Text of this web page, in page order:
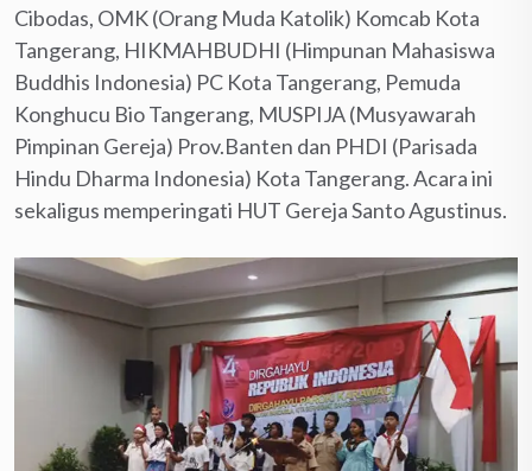
Cibodas, OMK (Orang Muda Katolik) Komcab Kota
Tangerang, HIKMAHBUDHI (Himpunan Mahasiswa
Buddhis Indonesia) PC Kota Tangerang, Pemuda
Konghucu Bio Tangerang, MUSPIJA (Musyawarah
Pimpinan Gereja) Prov.Banten dan PHDI (Parisada
Hindu Dharma Indonesia) Kota Tangerang. Acara ini
sekaligus memperingati HUT Gereja Santo Agustinus.